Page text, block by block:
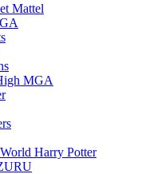
Mattel
MGA
Harry Potter